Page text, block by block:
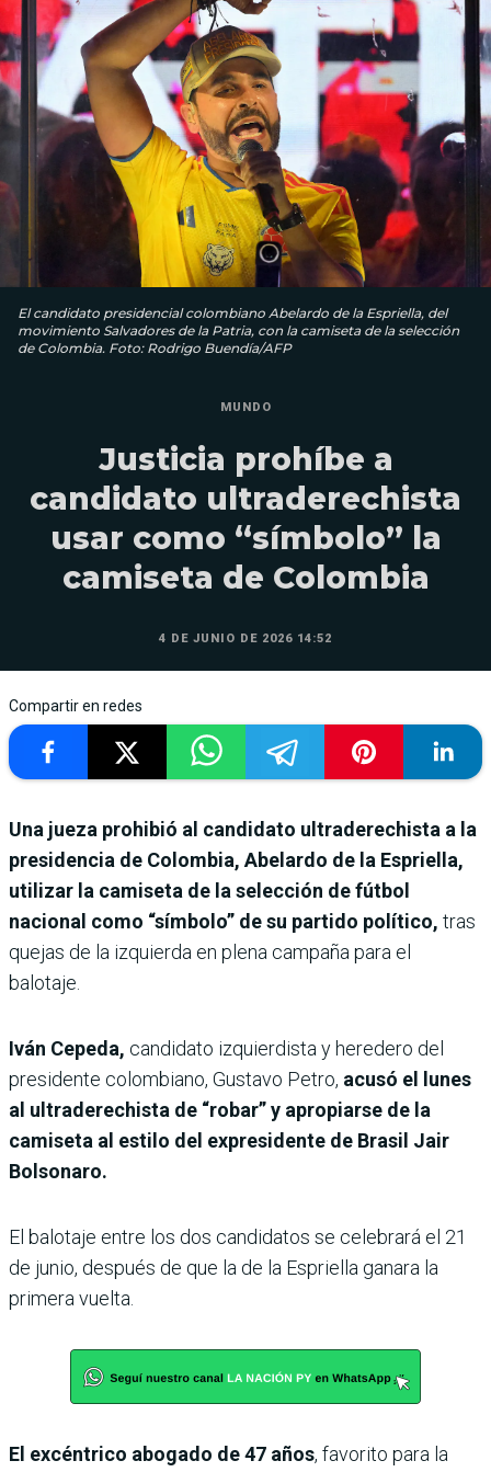
El candidato presidencial colombiano Abelardo de la Espriella, del
movimiento Salvadores de la Patria, con la camiseta de la selección
de Colombia. Foto: Rodrigo Buendía/AFP
MUNDO
Justicia prohíbe a
candidato ultraderechista
usar como “símbolo” la
camiseta de Colombia
4 DE JUNIO DE 2026 14:52
Compartir en redes
Una jueza prohibió al candidato ultraderechista a la
presidencia de Colombia, Abelardo de la Espriella,
utilizar la camiseta de la selección de fútbol
nacional como “símbolo” de su partido político, tras
quejas de la izquierda en plena campaña para el
balotaje.
Iván Cepeda, candidato izquierdista y heredero del
presidente colombiano, Gustavo Petro, acusó el lunes
al ultraderechista de “robar” y apropiarse de la
camiseta al estilo del expresidente de Brasil Jair
Bolsonaro.
El balotaje entre los dos candidatos se celebrará el 21
de junio, después de que la de la Espriella ganara la
primera vuelta.
El excéntrico abogado de 47 años, favorito para la